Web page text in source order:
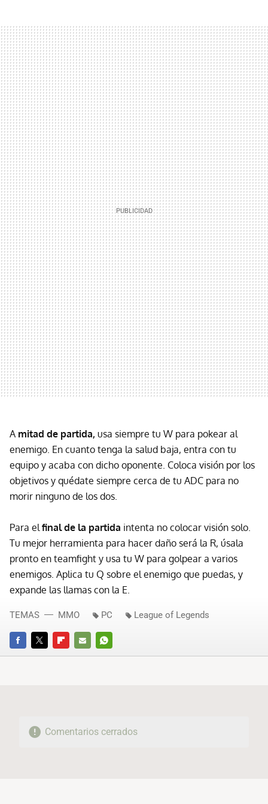
A mitad de partida, usa siempre tu W para pokear al
enemigo. En cuanto tenga la salud baja, entra con tu
equipo y acaba con dicho oponente. Coloca visión por los
objetivos y quédate siempre cerca de tu ADC para no
morir ninguno de los dos.
Para elfinal de la partida intenta no colocar visión solo.
Tu mejor herramienta para hacer daño será la R, úsala
pronto en teamfight y usa tu W para golpear a varios
enemigos. Aplica tu Q sobre el enemigo que puedas, y
expande las llamas con la E.
FACEBOOKTWITTERFLIPBOARD
E-
WHATSAPP
TEMAS MMO PC League of Legends
Comentarios cerrados